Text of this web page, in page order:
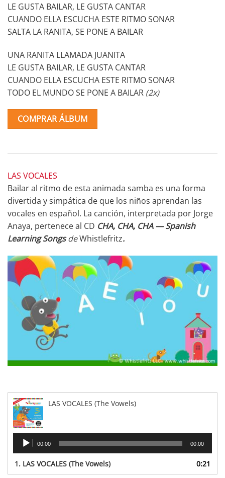
LE GUSTA BAILAR, LE GUSTA CANTAR
CUANDO ELLA ESCUCHA ESTE RITMO SONAR
SALTA LA RANITA, SE PONE A BAILAR
UNA RANITA LLAMADA JUANITA
LE GUSTA BAILAR, LE GUSTA CANTAR
CUANDO ELLA ESCUCHA ESTE RITMO SONAR
TODO EL MUNDO SE PONE A BAILAR (2x)
COMPRAR ÁLBUM
LAS VOCALES
Bailar al ritmo de esta animada samba es una forma
divertida y simpática de que los niños aprendan las
vocales en español. La canción, interpretada por Jorge
Anaya, pertenece al CD CHA, CHA, CHA — Spanish
Learning SongsdeWhistlefritz.
LAS VOCALES (The Vowels)
Reproductor
audio
00:00 00:00
1. LAS VOCALES (The Vowels) 0:21